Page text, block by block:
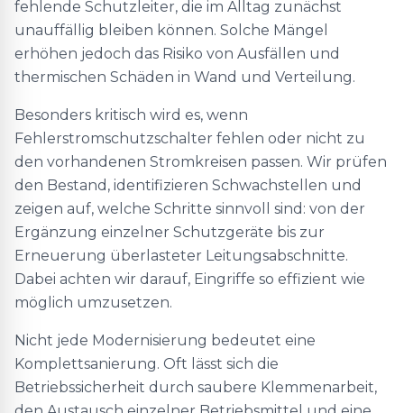
fehlende Schutzleiter, die im Alltag zunächst
unauffällig bleiben können. Solche Mängel
erhöhen jedoch das Risiko von Ausfällen und
thermischen Schäden in Wand und Verteilung.
Besonders kritisch wird es, wenn
Fehlerstromschutzschalter fehlen oder nicht zu
den vorhandenen Stromkreisen passen. Wir prüfen
den Bestand, identifizieren Schwachstellen und
zeigen auf, welche Schritte sinnvoll sind: von der
Ergänzung einzelner Schutzgeräte bis zur
Erneuerung überlasteter Leitungsabschnitte.
Dabei achten wir darauf, Eingriffe so effizient wie
möglich umzusetzen.
Nicht jede Modernisierung bedeutet eine
Komplettsanierung. Oft lässt sich die
Betriebssicherheit durch saubere Klemmenarbeit,